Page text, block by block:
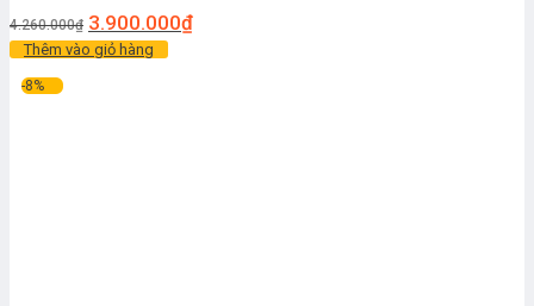
4.260.000₫ 3.900.000₫
Thêm vào giỏ hàng
-8%